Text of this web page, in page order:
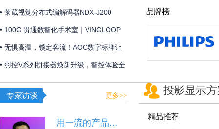
支持4K@60Hz 4:4:4分辨率及18Gbps视
频带宽
• 莱葳视觉分布式编解码器NDX-J200-
ENC助您实现画质同步
• 100G 贯通数智化手术室｜VINGLOOP
构建 OR over IP 网络底座
• 无惧高温，锁定客流！AOC数字标牌让
夏日线下经济突破“屏”障！
• 羽控V系列拼接器焕新升级，智控体验全
面跃升！
品牌榜
专家访谈 更多>>
用一流的产品…
投影显示
精品推荐